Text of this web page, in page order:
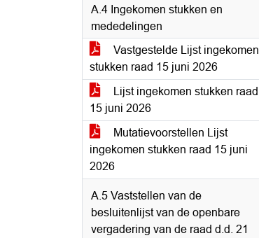
A.4 Ingekomen stukken en
mededelingen
Vastgestelde Lijst ingekomen
stukken raad 15 juni 2026
Lijst ingekomen stukken raad
15 juni 2026
Mutatievoorstellen Lijst
ingekomen stukken raad 15 juni
2026
A.5 Vaststellen van de
besluitenlijst van de openbare
vergadering van de raad d.d. 21